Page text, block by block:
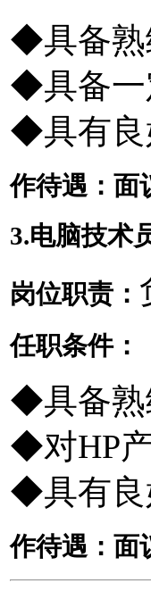
◆具备熟
◆具备一
◆具有良
作待遇：面
3.电脑技术
岗位职责：
任职条件：
◆具备熟
◆对HP
◆具有良
作待遇：面